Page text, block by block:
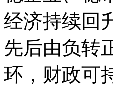
经济持续回
先后由负转
环，财政可